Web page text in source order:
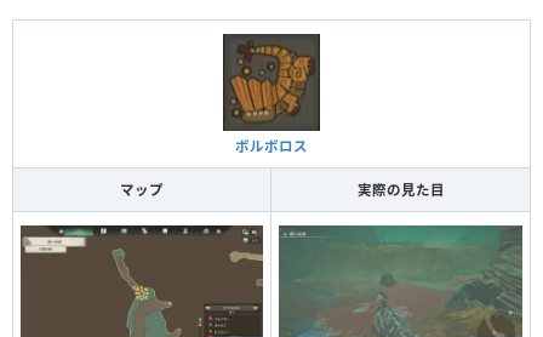
ボルボロス
マップ 実際の見た目